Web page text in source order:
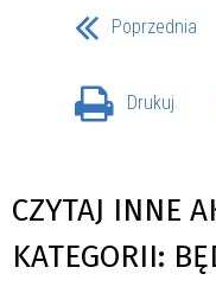
Poprzednia
Drukuj
CZYTAJ INNE
KATEGORII: